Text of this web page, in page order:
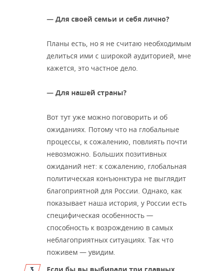
— Для своей семьи и себя лично?
Планы есть, но я не считаю необходимым
делиться ими с широкой аудиторией, мне
кажется, это частное дело.
— Для нашей страны?
Вот тут уже можно поговорить и об
ожиданиях. Потому что на глобальные
процессы, к сожалению, повлиять почти
невозможно. Больших позитивных
ожиданий нет: к сожалению, глобальная
политическая конъюнктура не выглядит
благоприятной для России. Однако, как
показывает наша история, у России есть
специфическая особенность —
способность к возрождению в самых
неблагоприятных ситуациях. Так что
поживем — увидим.